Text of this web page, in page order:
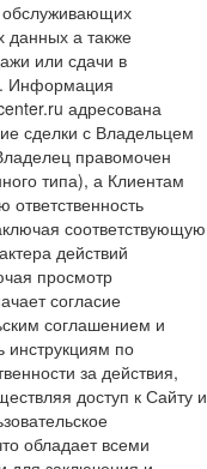
данных а также
или сдачи в
Информация
адресована
сделки с Владельцем
правомочен
типа), а Клиентам
соответствующую
действий
просмотр
согласие
соглашением и
инструкциям по
за действия,
доступ к Сайту и
обладает всеми